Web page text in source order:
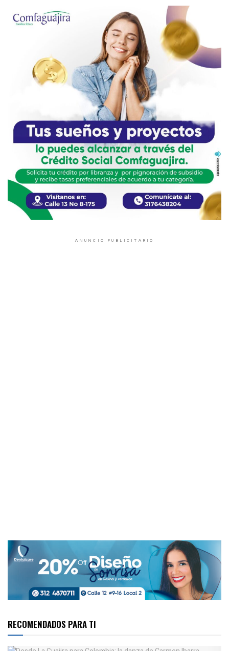
ANUNCIO PUBLICITARIO
RECOMENDADOS PARA TI